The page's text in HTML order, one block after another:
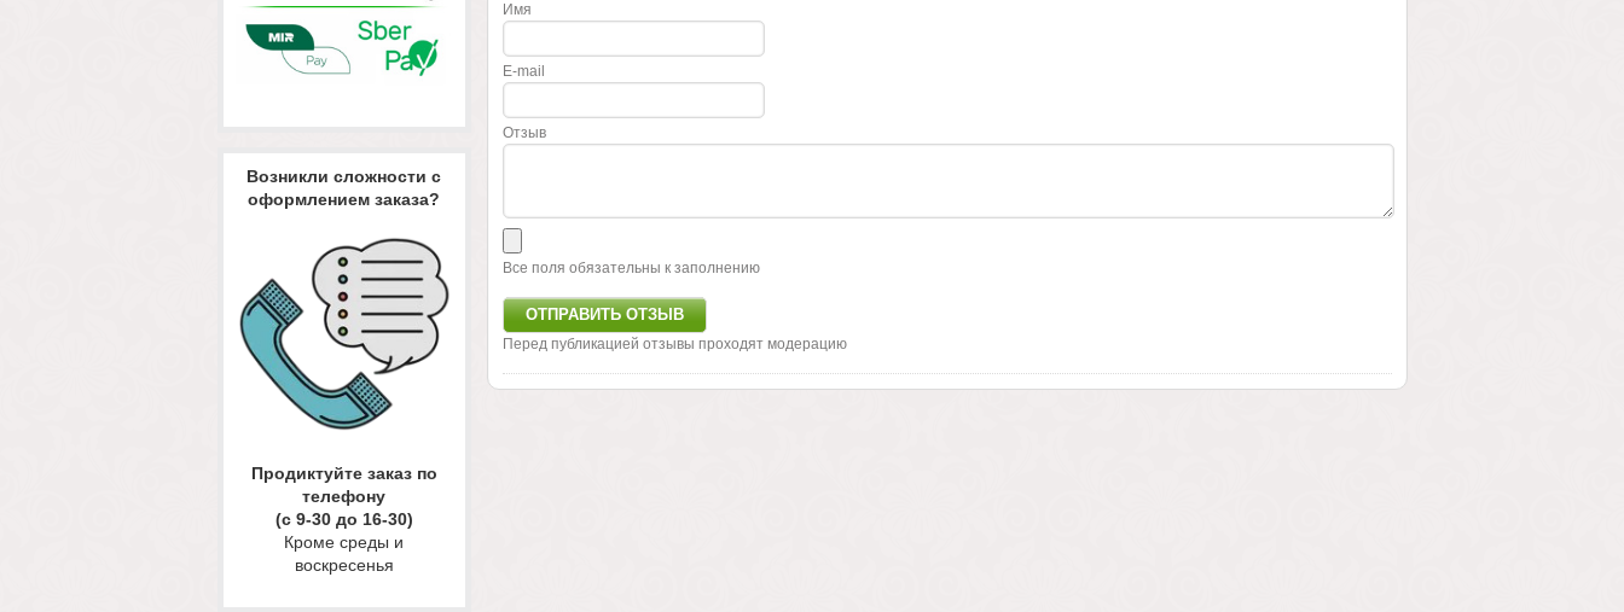
Имя
E-mail
Отзыв
Все поля обязательны к заполнению
Перед публикацией отзывы проходят модерацию
Возникли сложности с
оформлением заказа?
Продиктуйте заказ по
телефону
(с 9-30 до 16-30)
Кроме среды и
воскресенья